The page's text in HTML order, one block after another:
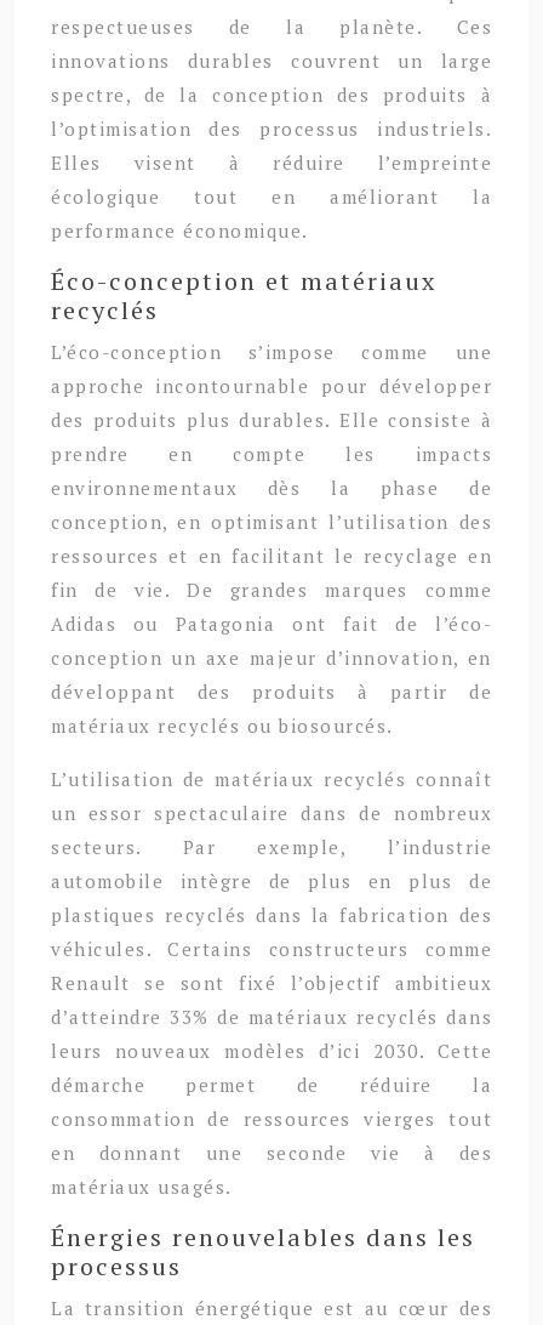
respectueuses de la planète. Ces
innovations durables couvrent un large
spectre, de la conception des produits à
l’optimisation des processus industriels.
Elles visent à réduire l’empreinte
écologique tout en améliorant la
performance économique.
Éco-conception et matériaux
recyclés
L’éco-conception s’impose comme une
approche incontournable pour développer
des produits plus durables. Elle consiste à
prendre en compte les impacts
environnementaux dès la phase de
conception, en optimisant l’utilisation des
ressources et en facilitant le recyclage en
fin de vie. De grandes marques comme
Adidas ou Patagonia ont fait de l’éco-
conception un axe majeur d’innovation, en
développant des produits à partir de
matériaux recyclés ou biosourcés.
L’utilisation de matériaux recyclés connaît
un essor spectaculaire dans de nombreux
secteurs. Par exemple, l’industrie
automobile intègre de plus en plus de
plastiques recyclés dans la fabrication des
véhicules. Certains constructeurs comme
Renault se sont fixé l’objectif ambitieux
d’atteindre 33% de matériaux recyclés dans
leurs nouveaux modèles d’ici 2030. Cette
démarche permet de réduire la
consommation de ressources vierges tout
en donnant une seconde vie à des
matériaux usagés.
Énergies renouvelables dans les
processus
La transition énergétique est au cœur des